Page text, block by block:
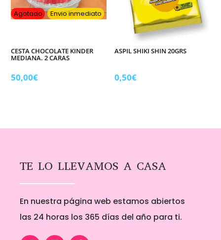
Agotado Envio inmediato
CESTA CHOCOLATE KINDER
MEDIANA. 2 CARAS
50,00€
ASPIL SHIKI SHIN 20GRS
0,50€
TE LO LLEVAMOS A CASA
En nuestra página web estamos abiertos
las 24 horas los 365 días del año para ti.